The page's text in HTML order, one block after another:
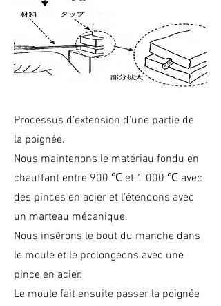
Processus d’extension d’une partie de
la poignée.
Nous maintenons le matériau fondu en
chauffant entre 900 ℃ et 1 000 ℃ avec
des pinces en acier et l'étendons avec
un marteau mécanique.
Nous insérons le bout du manche dans
le moule et le prolongeons avec une
pince en acier.
Le moule fait ensuite passer la poignée